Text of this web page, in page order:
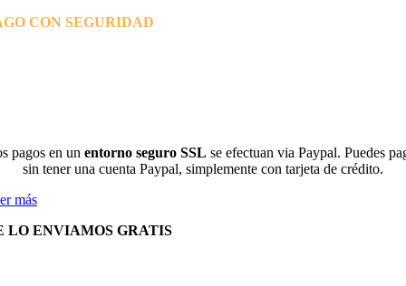
CON SEGURIDAD
pagos en un entorno seguro SSL se efectuan via Paypal. Puedes
sin tener una cuenta Paypal, simplemente con tarjeta de crédito.
más
LO ENVIAMOS GRATIS